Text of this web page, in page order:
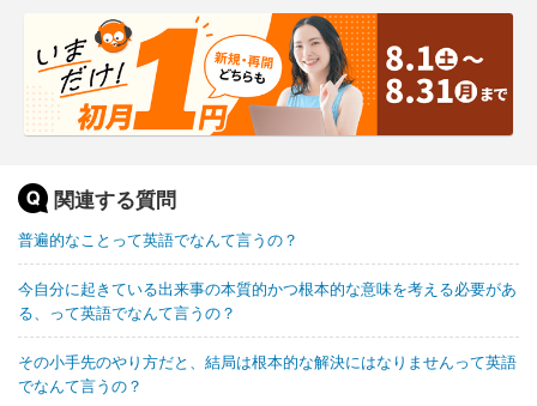
関連する質問
普遍的なことって英語でなんて言うの？
今自分に起きている出来事の本質的かつ根本的な意味を考える必要があ
る、って英語でなんて言うの？
その小手先のやり方だと、結局は根本的な解決にはなりませんって英語
でなんて言うの？